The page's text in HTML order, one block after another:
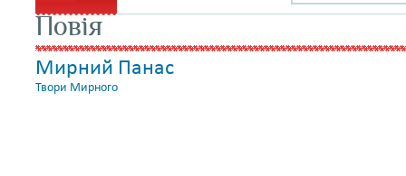
Повія
Мирний Панас
Твори Мирного